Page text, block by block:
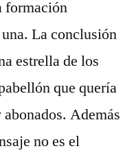
formación
La conclusión
estrella de los
que quería
Además
no es el